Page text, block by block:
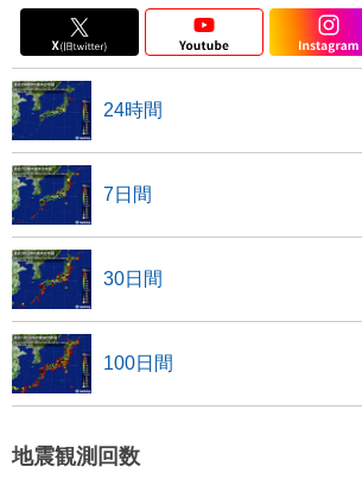
24時間
7日間
30日間
100日間
地震観測回数